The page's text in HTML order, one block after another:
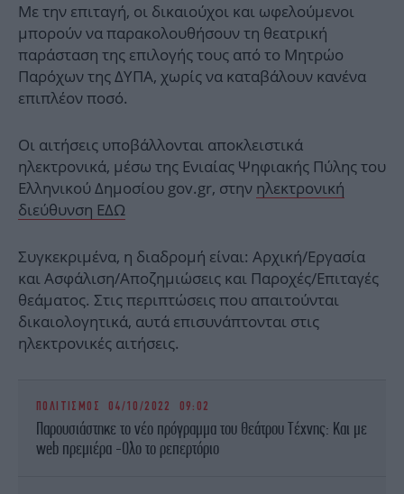
Με την επιταγή, οι δικαιούχοι και ωφελούμενοι
μπορούν να παρακολουθήσουν τη θεατρική
παράσταση της επιλογής τους από το Μητρώο
Παρόχων της ΔΥΠΑ, χωρίς να καταβάλουν κανένα
επιπλέον ποσό.
Οι αιτήσεις υποβάλλονται αποκλειστικά
ηλεκτρονικά, μέσω της Ενιαίας Ψηφιακής Πύλης του
Ελληνικού Δημοσίου gov.gr, στην ηλεκτρονική
διεύθυνση ΕΔΩ
Συγκεκριμένα, η διαδρομή είναι: Αρχική/Εργασία
και Ασφάλιση/Αποζημιώσεις και Παροχές/Επιταγές
θεάματος. Στις περιπτώσεις που απαιτούνται
δικαιολογητικά, αυτά επισυνάπτονται στις
ηλεκτρονικές αιτήσεις.
ΠΟΛΙΤΙΣΜΟΣ 04/10/2022 09:02
Παρουσιάστηκε το νέο πρόγραμμα του Θεάτρου Τέχνης: Και με
web πρεμιέρα -Ολο το ρεπερτόριο